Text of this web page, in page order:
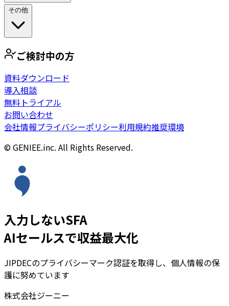
その他
ご検討中の方
資料ダウンロード
導入相談
無料トライアル
お問い合わせ
会社情報プライバシーポリシー利用規約推奨環境
© GENIEE.inc. All Rights Reserved.
入力しないSFA
AIセールスで収益最大化
JIPDECのプライバシーマーク認証を取得し、個人情報の保
護に努めています
株式会社ジーニー